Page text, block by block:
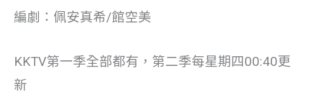
編劇：佩安真希/館空美
KKTV第一季全部都有，第二季每星期四00:40更
新